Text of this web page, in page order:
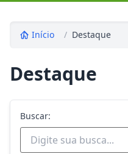
Início / Destaque
Destaque
Buscar: